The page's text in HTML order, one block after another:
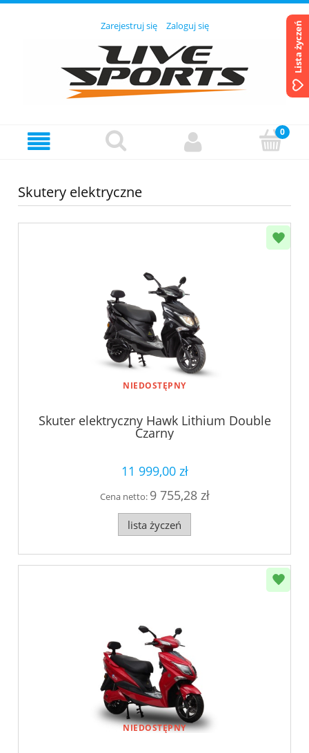
Zarejestruj się Zaloguj się
Skutery elektryczne
NIEDOSTĘPNY
Skuter elektryczny Hawk Lithium Double
Czarny
11 999,00 zł
Cena netto: 9 755,28 zł
lista życzeń
NIEDOSTĘPNY
Lista życzeń